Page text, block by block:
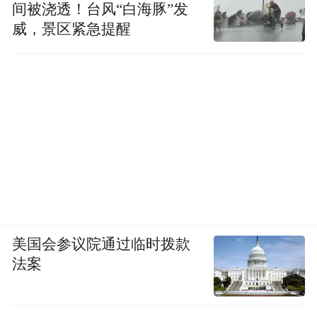
间被浇透！台风“白海豚”发
威，景区紧急提醒
美国会参议院通过临时拨款
法案